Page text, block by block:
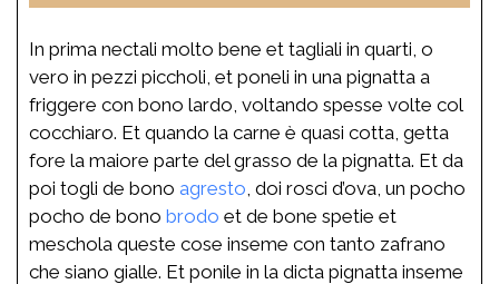
In prima nectali molto bene et tagliali in quarti, o
vero in pezzi piccholi, et poneli in una pignatta a
friggere con bono lardo, voltando spesse volte col
cocchiaro. Et quando la carne è quasi cotta, getta
fore la maiore parte del grasso de la pignatta. Et da
poi togli de bono agresto , doi rosci d’ova, un pocho
pocho de bono brodo et de bone spetie et
meschola queste cose inseme con tanto zafrano
che siano gialle. Et ponile in la dicta pignatta inseme